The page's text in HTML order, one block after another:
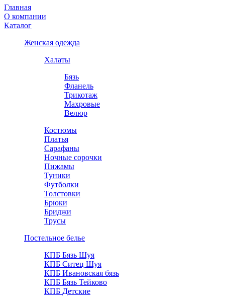
Главная
О компании
Каталог
Женская одежда
Халаты
Бязь
Фланель
Трикотаж
Махровые
Велюр
Костюмы
Платья
Сарафаны
Ночные сорочки
Пижамы
Туники
Футболки
Толстовки
Брюки
Бриджи
Трусы
Постельное белье
КПБ Бязь Шуя
КПБ Ситец Шуя
КПБ Ивановская бязь
КПБ Бязь Тейково
КПБ Детские